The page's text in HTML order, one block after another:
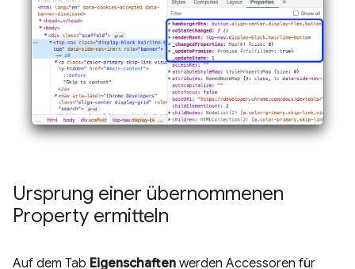
Ursprung einer übernommenen
Property ermitteln
Auf dem Tab Eigenschaften werden Accessoren für